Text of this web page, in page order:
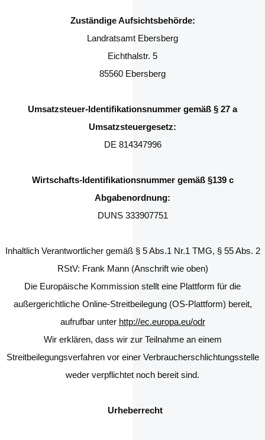
Zuständige Aufsichtsbehörde:
Landratsamt Ebersberg
Eichthalstr. 5
85560 Ebersberg
Umsatzsteuer-Identifikationsnummer gemäß § 27 a
Umsatzsteuergesetz:
DE 814347996
Wirtschafts-Identifikationsnummer gemäß §139 c
Abgabenordnung:
DUNS 333907751
Inhaltlich Verantwortlicher gemäß § 5 Abs.1 Nr.1 TMG, § 55 Abs. 2
RStV: Frank Mann (Anschrift wie oben)
Die Europäische Kommission stellt eine Plattform für die
außergerichtliche Online-Streitbeilegung (OS-Plattform) bereit,
aufrufbar unter http://ec.europa.eu/odr
Wir erklären, dass wir zur Teilnahme an einem
Streitbeilegungsverfahren vor einer Verbraucherschlichtungsstelle
weder verpflichtet noch bereit sind.
Urheberrecht